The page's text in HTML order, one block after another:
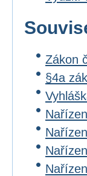
Zákon
§4a